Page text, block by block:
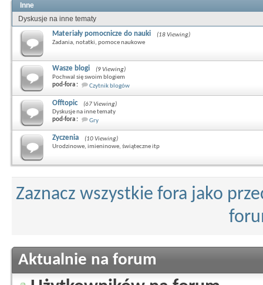
Inne
Dyskusje na inne tematy
Materiały pomocnicze do nauki
(18 Viewing)
Zadania, notatki, pomoce naukowe
Wasze blogi
(9 Viewing)
Pochwal się swoim blogiem
pod-fora :
Czytnik blogów
Offtopic
(67 Viewing)
Dyskusje na inne tematy
pod-fora :
Gry
Zyczenia
(10 Viewing)
Urodzinowe, imieninowe, świąteczne itp
Zaznacz wszystkie fora jako
Aktualnie na forum